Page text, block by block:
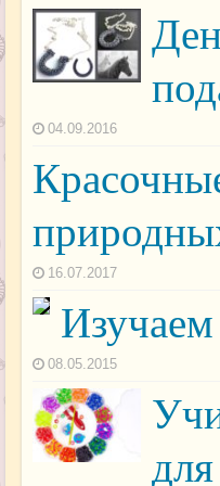
04.09.2016
16.07.2017
08.05.2015